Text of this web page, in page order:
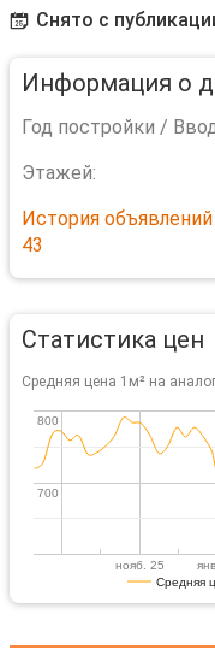
Снято с
Информация о
Год постройки /
Этажей:
История
43
Статистика цен
Средняя цена 1м² на
Средняя
нояб. 25
700
700
800
800